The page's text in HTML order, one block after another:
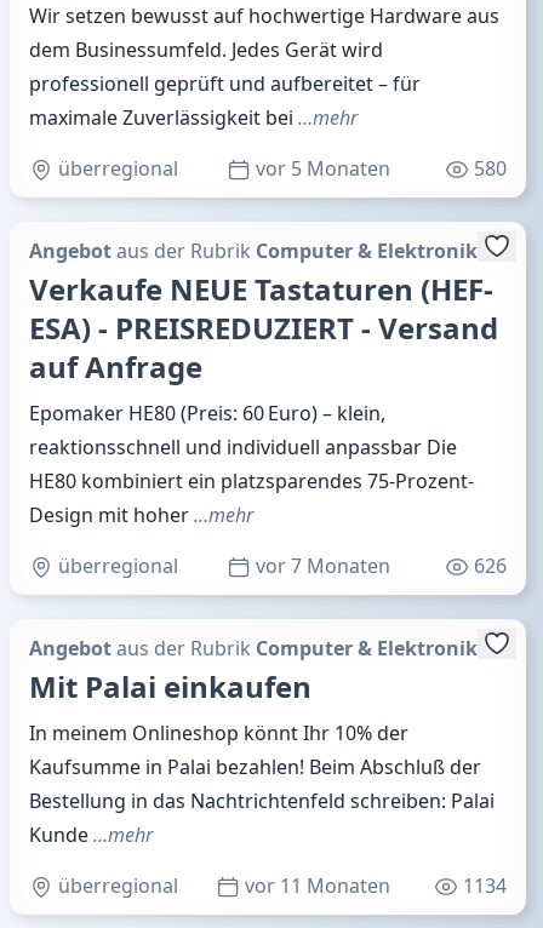
Wir setzen bewusst auf hochwertige Hardware aus
dem Businessumfeld. Jedes Gerät wird
professionell geprüft und aufbereitet – für
maximale Zuverlässigkeit bei …mehr
überregional
vor 5 Monaten 580
Angebotaus der Rubrik Computer & Elektronik
Verkaufe NEUE Tastaturen (HEF-
ESA) - PREISREDUZIERT - Versand
auf Anfrage
Epomaker HE80 (Preis: 60 Euro) – klein,
reaktionsschnell und individuell anpassbar Die
HE80 kombiniert ein platzsparendes 75-Prozent-
Design mit hoher…mehr
überregional
vor 7 Monaten 626
Angebotaus der Rubrik Computer & Elektronik
Mit Palai einkaufen
In meinem Onlineshop könnt Ihr 10% der
Kaufsumme in Palai bezahlen! Beim Abschluß der
Bestellung in das Nachtrichtenfeld schreiben: Palai
Kunde…mehr
überregional
vor 11 Monaten 1134